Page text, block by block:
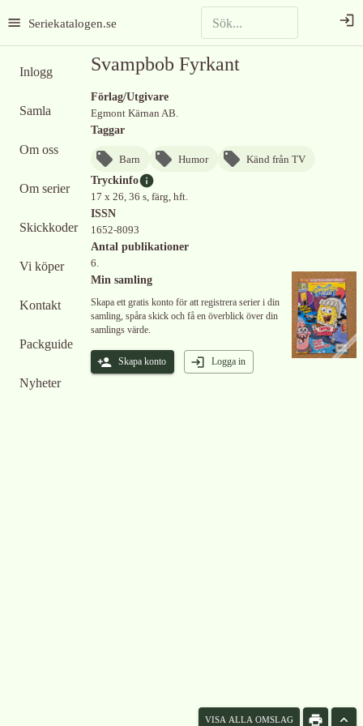
Seriekatalogen.se
Inlogg
Samla
Om oss
Om serier
Skickkoder
Vi köper
Kontakt
Packguide
Nyheter
Svampbob Fyrkant
Förlag/Utgivare
Egmont Kärnan AB.
Taggar
Barn Humor
Känd från TV
Tryckinfo
17 x 26, 36 s, färg, hft.
ISSN
1652-8093
Antal publikationer
6.
Min samling
Skapa ett gratis konto för att registrera serier i din
samling, spåra skick och få en överblick över din
samlings värde.
Skapa konto Logga in
VISA ALLA OMSLAG